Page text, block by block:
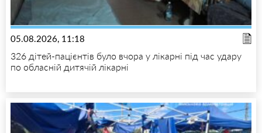
05.08.2026, 11:18
326 дітей-пацієнтів було вчора у лікарні під час удару
по обласній дитячій лікарні